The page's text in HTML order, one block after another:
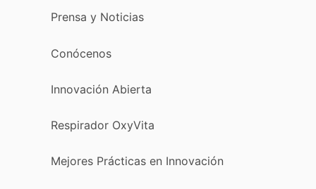
Prensa y Noticias
Conócenos
Innovación Abierta
Respirador OxyVita
Mejores Prácticas en Innovación